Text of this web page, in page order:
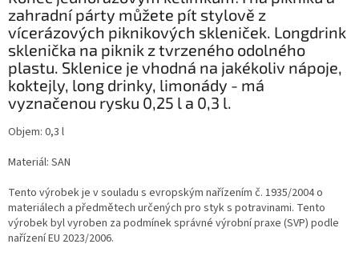
zahradní párty můžete pít stylově z
vícerázových piknikových skleniček. Longdrink
sklenička na piknik z tvrzeného odolného
plastu. Sklenice je vhodná na jakékoliv nápoje,
koktejly, long drinky, limonády - má
vyznačenou rysku 0,25 l a 0,3 l.
Objem: 0,3 l
Materiál: SAN
Tento výrobek je v souladu s evropským nařízením č. 1935/2004 o
materiálech a předmětech určených pro styk s potravinami. Tento
výrobek byl vyroben za podmínek správné výrobní praxe (SVP) podle
nařízení EU 2023/2006.